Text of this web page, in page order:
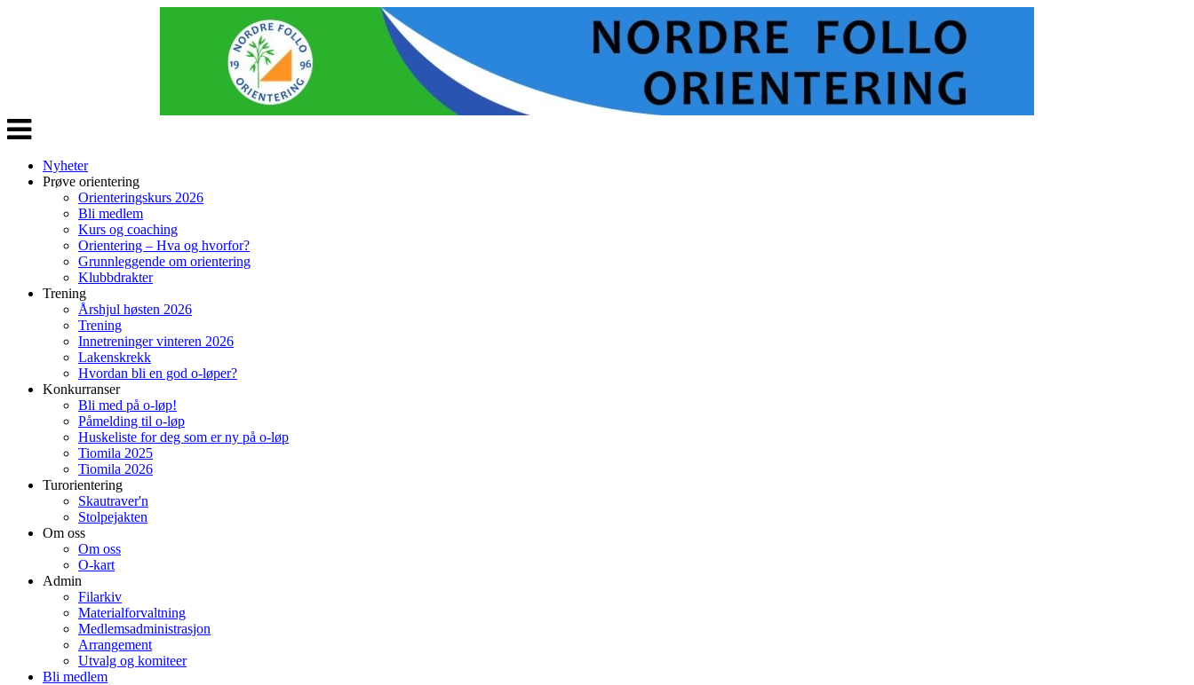
Veksle
navigasjon
Nyheter
Prøve orientering
Orienteringskurs 2026
Bli medlem
Kurs og coaching
Orientering – Hva og hvorfor?
Grunnleggende om orientering
Klubbdrakter
Trening
Årshjul høsten 2026
Trening
Innetreninger vinteren 2026
Lakenskrekk
Hvordan bli en god o-løper?
Konkurranser
Bli med på o-løp!
Påmelding til o-løp
Huskeliste for deg som er ny på o-løp
Tiomila 2025
Tiomila 2026
Turorientering
Skautraver'n
Stolpejakten
Om oss
Om oss
O-kart
Admin
Filarkiv
Materialforvaltning
Medlemsadministrasjon
Arrangement
Utvalg og komiteer
Bli medlem